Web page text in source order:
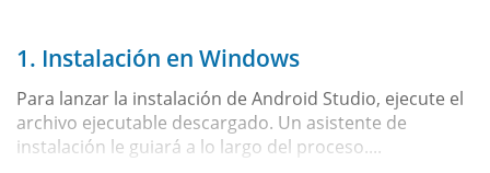
1. Instalación en Windows
Para lanzar la instalación de Android Studio, ejecute el
archivo ejecutable descargado. Un asistente de
instalación le guiará a lo largo del proceso....